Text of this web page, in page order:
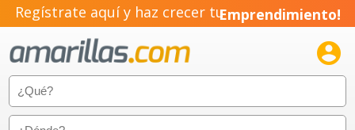
Regístrate aquí y haz crecer tuEmprendimiento!
